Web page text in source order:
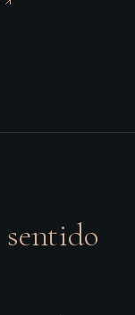
sentido